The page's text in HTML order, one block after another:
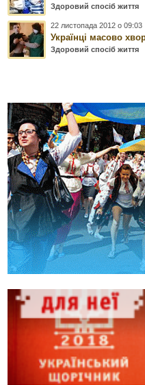
Здоровий спосіб життя
22 листопада 2012 о 09:03
Українці масово
Здоровий спосіб життя